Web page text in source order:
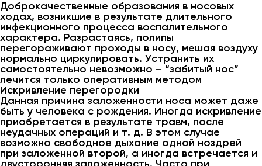
Доброкачественные образования в носовых
ходах, возникшие в результате длительного
инфекционного процесса воспалительного
характера. Разрастаясь, полипы
перегораживают проходы в носу, мешая воздуху
нормально циркулировать. Устранить их
самостоятельно невозможно – “забитый нос”
лечится только оперативным методом
Искривление перегородки
Данная причина заложенности носа может даже
быть у человека с рождения. Иногда искривление
приобретается в результате травм, после
неудачных операций и т. д. В этом случае
возможно свободное дыхание одной ноздрей
при заложенной второй, а иногда встречается и